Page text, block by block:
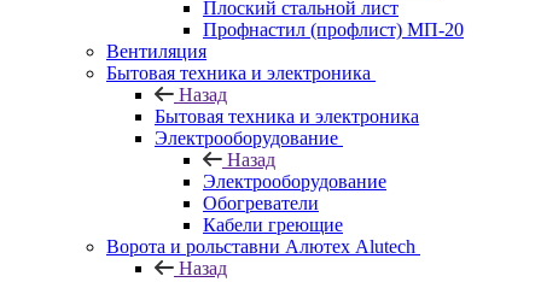
Плоский стальной лист
Профнастил (профлист) МП-20
Вентиляция
Бытовая техника и электроника
Назад
Бытовая техника и электроника
Электрооборудование
Назад
Электрооборудование
Обогреватели
Кабели греющие
Ворота и рольставни Алютех Alutech
Назад